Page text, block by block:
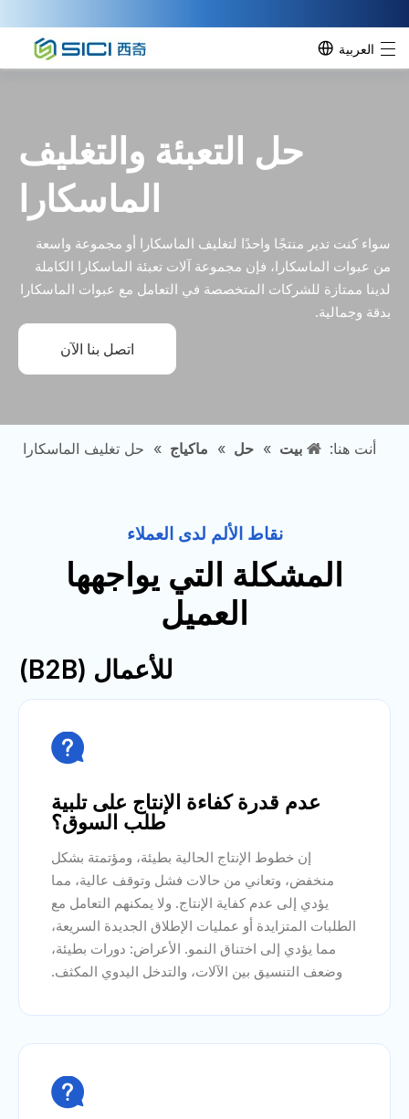
العربية
حل التعبئة والتغليف
الماسكارا
سواء كنت تدير منتجًا واحدًا لتغليف الماسكارا أو مجموعة واسعة
من عبوات الماسكارا، فإن مجموعة آلات تعبئة الماسكارا الكاملة
لدينا ممتازة للشركات المتخصصة في التعامل مع عبوات الماسكارا
بدقة وجمالية.
اتصل بنا الآن
أنت هنا: بيت » حل » ماكياج » حل تغليف الماسكارا
نقاط الألم لدى العملاء
المشكلة التي يواجهها
العميل
للأعمال (B2B)

عدم قدرة كفاءة الإنتاج على تلبية
طلب السوق؟
إن خطوط الإنتاج الحالية بطيئة، ومؤتمتة بشكل
منخفض، وتعاني من حالات فشل وتوقف عالية، مما
يؤدي إلى عدم كفاية الإنتاج. ولا يمكنهم التعامل مع
الطلبات المتزايدة أو عمليات الإطلاق الجديدة السريعة،
مما يؤدي إلى اختناق النمو. الأعراض: دورات بطيئة،
وضعف التنسيق بين الآلات، والتدخل اليدوي المكثف.
